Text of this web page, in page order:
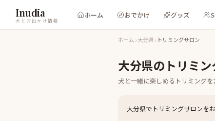
Inudia
犬とお出かけ情報
ホーム おでかけ グッズ
ホーム ›大分県› トリミングサロン
大分県の トリミ
犬と一緒に楽しめる トリミングを
大分県でトリミングサロンを